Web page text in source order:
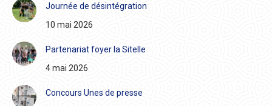
Journée de désintégration
10 mai 2026
Partenariat foyer la Sitelle
4 mai 2026
Concours Unes de presse